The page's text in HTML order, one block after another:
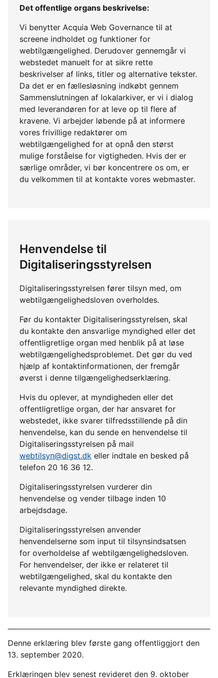
Det offentlige organs beskrivelse:
Vi benytter Acquia Web Governance til at
screene indholdet og funktioner for
webtilgængelighed. Derudover gennemgår vi
webstedet manuelt for at sikre rette
beskrivelser af links, titler og alternative tekster.
Da det er en fællesløsning indkøbt gennem
Sammenslutningen af lokalarkiver, er vi i dialog
med leverandøren for at leve op til flere af
kravene. Vi arbejder løbende på at informere
vores frivillige redaktører om
webtilgængelighed for at opnå den størst
mulige forståelse for vigtigheden. Hvis der er
særlige områder, vi bør koncentrere os om, er
du velkommen til at kontakte vores webmaster.
Henvendelse til
Digitaliseringsstyrelsen
Digitaliseringsstyrelsen fører tilsyn med, om
webtilgængelighedsloven overholdes.
Før du kontakter Digitaliseringsstyrelsen, skal
du kontakte den ansvarlige myndighed eller det
offentligretlige organ med henblik på at løse
webtilgængelighedsproblemet. Det gør du ved
hjælp af kontaktinformationen, der fremgår
øverst i denne tilgængelighedserklæring.
Hvis du oplever, at myndigheden eller det
offentligretlige organ, der har ansvaret for
webstedet, ikke svarer tilfredsstillende på din
henvendelse, kan du sende en henvendelse til
Digitaliseringsstyrelsen på mail
webtilsyn@digst.dk eller indtale en besked på
telefon 20 16 36 12.
Digitaliseringsstyrelsen vurderer din
henvendelse og vender tilbage inden 10
arbejdsdage.
Digitaliseringsstyrelsen anvender
henvendelserne som input til tilsynsindsatsen
for overholdelse af webtilgængelighedsloven.
For henvendelser, der ikke er relateret til
webtilgængelighed, skal du kontakte den
relevante myndighed direkte.
Denne erklæring blev første gang offentliggjort den
13. september 2020.
Erklæringen blev senest revideret den 9. oktober